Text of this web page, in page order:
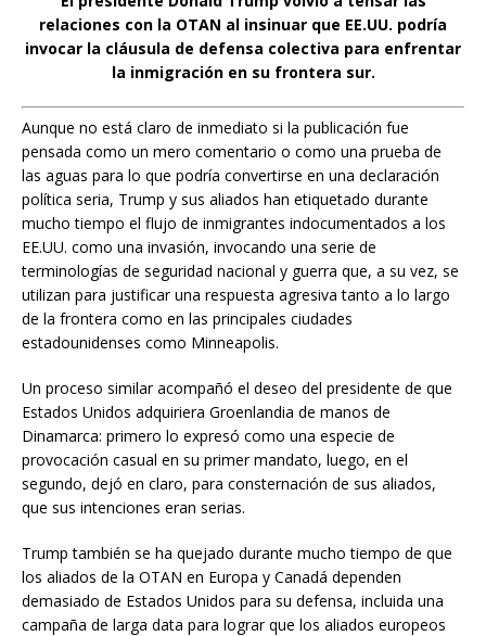
relaciones con la OTAN al insinuar que EE.UU. podría
invocar la cláusula de defensa colectiva para enfrentar
la inmigración en su frontera sur.
Aunque no está claro de inmediato si la publicación fue
pensada como un mero comentario o como una prueba de
las aguas para lo que podría convertirse en una declaración
política seria, Trump y sus aliados han etiquetado durante
mucho tiempo el flujo de inmigrantes indocumentados a los
EE.UU. como una invasión, invocando una serie de
terminologías de seguridad nacional y guerra que, a su vez, se
utilizan para justificar una respuesta agresiva tanto a lo largo
de la frontera como en las principales ciudades
estadounidenses como Minneapolis.
Un proceso similar acompañó el deseo del presidente de que
Estados Unidos adquiriera Groenlandia de manos de
Dinamarca: primero lo expresó como una especie de
provocación casual en su primer mandato, luego, en el
segundo, dejó en claro, para consternación de sus aliados,
que sus intenciones eran serias.
Trump también se ha quejado durante mucho tiempo de que
los aliados de la OTAN en Europa y Canadá dependen
demasiado de Estados Unidos para su defensa, incluida una
campaña de larga data para lograr que los aliados europeos